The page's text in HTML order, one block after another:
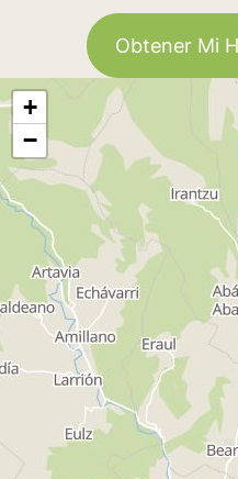
Obtener Mi
+
−